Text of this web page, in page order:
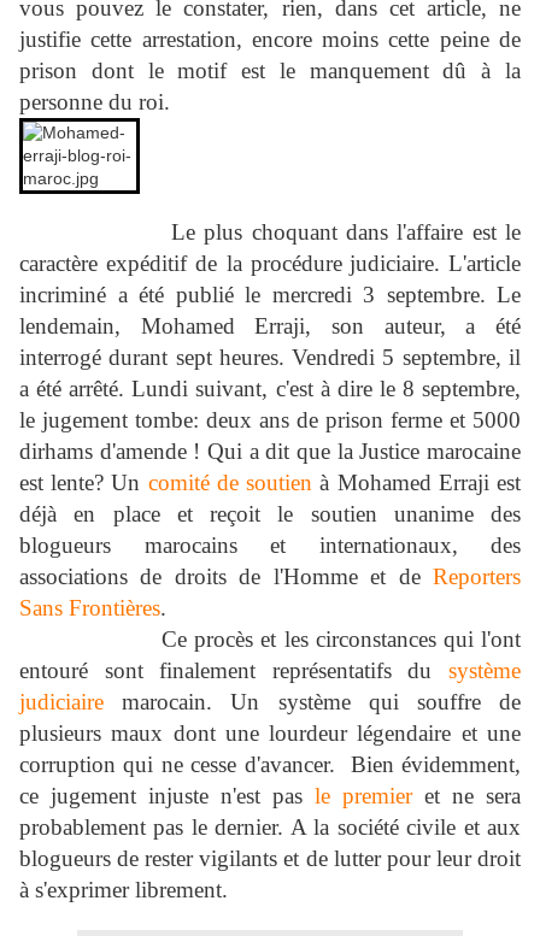
vous pouvez le constater, rien, dans cet article, ne
justifie cette arrestation, encore moins cette peine de
prison dont le motif est le manquement dû à la
personne du roi.
Le plus choquant dans l'affaire est le
caractère expéditif de la procédure judiciaire. L'article
incriminé a été publié le mercredi 3 septembre. Le
lendemain, Mohamed Erraji, son auteur, a été
interrogé durant sept heures. Vendredi 5 septembre, il
a été arrêté. Lundi suivant, c'est à dire le 8 septembre,
le jugement tombe: deux ans de prison ferme et 5000
dirhams d'amende ! Qui a dit que la Justice marocaine
est lente? Un comité de soutien à Mohamed Erraji est
déjà en place et reçoit le soutien unanime des
blogueurs marocains et internationaux, des
associations de droits de l'Homme et de Reporters
Sans Frontières.
Ce procès et les circonstances qui l'ont
entouré sont finalement représentatifs du système
judiciaire marocain. Un système qui souffre de
plusieurs maux dont une lourdeur légendaire et une
corruption qui ne cesse d'avancer. Bien évidemment,
ce jugement injuste n'est pas le premieret ne sera
probablement pas le dernier. A la société civile et aux
blogueurs de rester vigilants et de lutter pour leur droit
à s'exprimer librement.